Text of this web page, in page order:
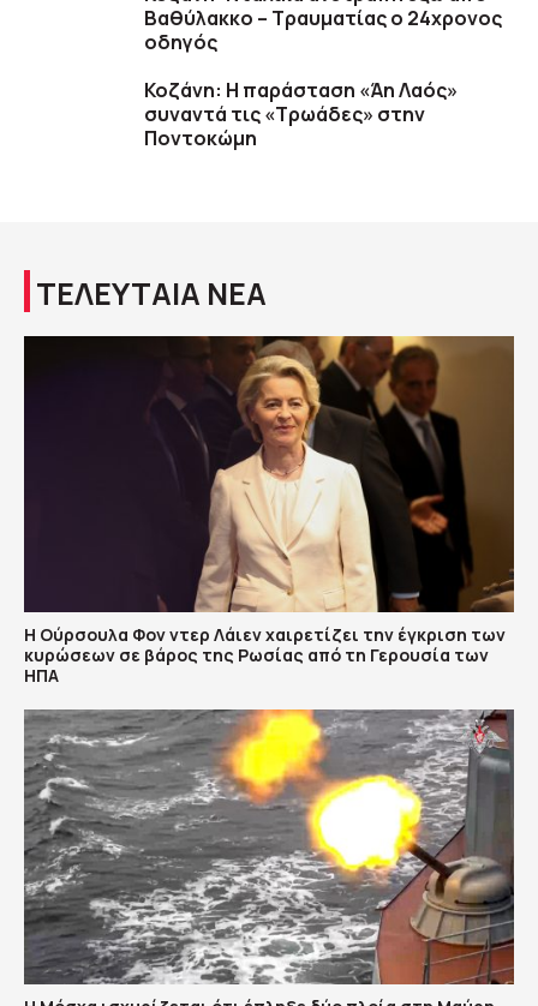
Βαθύλακκο – Τραυματίας ο 24χρονος
οδηγός
Κοζάνη: Η παράσταση «Άη Λαός»
συναντά τις «Τρωάδες» στην
Ποντοκώμη
ΤΕΛΕΥΤΑΙΑ ΝΕΑ
Η Ούρσουλα Φον ντερ Λάιεν χαιρετίζει την έγκριση των
κυρώσεων σε βάρος της Ρωσίας από τη Γερουσία των
ΗΠΑ